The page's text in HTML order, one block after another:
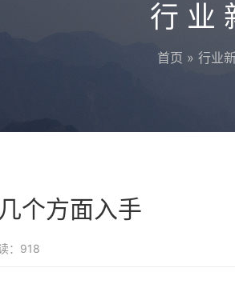
行业
首页 » 行业
个方面入手
：918